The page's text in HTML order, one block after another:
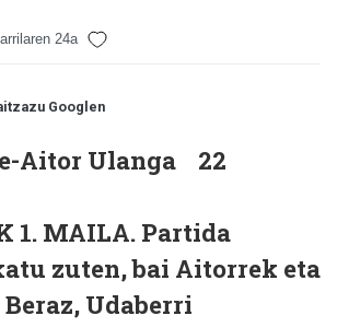
24a
Googlen
Aitor Ulanga 22
1. MAILA. Partida
zuten, bai Aitorrek eta
Udaberri